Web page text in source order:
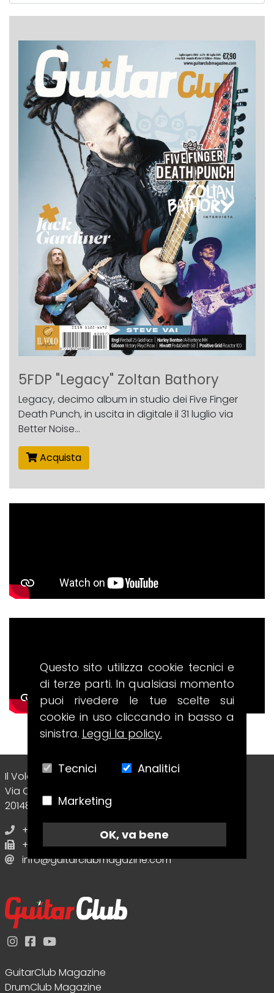
5FDP "Legacy" Zoltan Bathory
Legacy, decimo album in studio dei Five Finger
Death Punch, in uscita in digitale il 31 luglio via
Better Noise...
Acquista
Il Volo Srl Editore
Via Collecchio, 8
20148 - Milano (MI) - Italy
+39 02.70638412
+39 02.70638412
info@guitarclubmagazine.com
GuitarClub Magazine
DrumClub Magazine
Questo sito utilizza cookie tecnici e
di terze parti. In qualsiasi momento
puoi rivedere le tue scelte sui
cookie in uso cliccando in basso a
sinistra. Leggi la policy.
Tecnici Analitici
Marketing
OK, va bene